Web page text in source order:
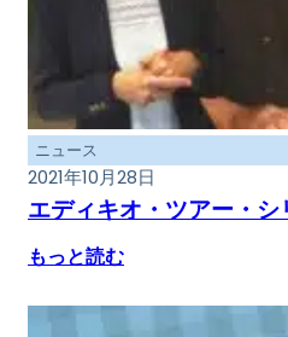
ニュース
2021年10月28日
エディキオ・ツアー・
もっと読む